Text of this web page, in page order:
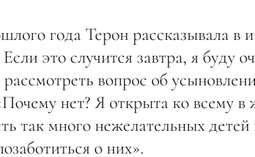
года Терон рассказывала
это случится завтра, я буду
рассмотреть вопрос об
нет? Я открыта ко всему
так много нежелательных
о них».